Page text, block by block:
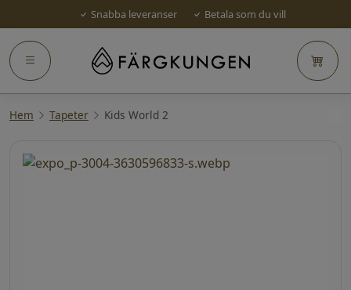
Snabba leveranser Betala som du vill
Hem Tapeter Kids World 2